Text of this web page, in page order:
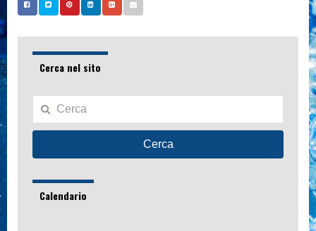
Cerca nel sito
Cerca
Calendario